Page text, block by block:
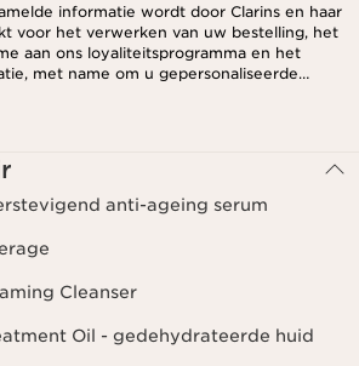
informatie wordt door Clarins en haar
voor het verwerken van uw bestelling, het
aan ons loyaliteitsprogramma en het
met name om u gepersonaliseerde
op basis van uw eerdere aankopen en
anti-ageing serum
Cleanser
Oil - gedehydrateerde huid